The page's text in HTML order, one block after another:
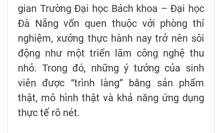
gian Trường Đại học Bách khoa – Đại học
Đà Nẵng vốn quen thuộc với phòng thí
nghiệm, xưởng thực hành nay trở nên sôi
động như một triển lãm công nghệ thu
nhỏ. Trong đó, những ý tưởng của sinh
viên được “trình làng” bằng sản phẩm
thật, mô hình thật và khả năng ứng dụng
thực tế rõ nét.